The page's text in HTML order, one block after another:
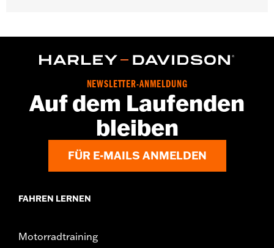
Nicht für Trike Modelle.
Installationsanleitung
Fahrerposition: Sozius
In Einheiten erhältlich:Paar
Linkes und rechtes Trittbrett und
Installationsanleitung
NEWSLETTER-ANMELDUNG
Auf dem Laufenden
bleiben
FÜR E-MAILS ANMELDEN
FAHREN LERNEN
Motorradtraining